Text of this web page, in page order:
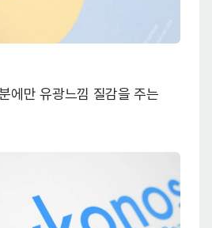
에만 유광느낌 질감을 주는